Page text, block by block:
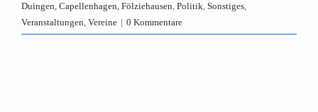
Duingen, Capellenhagen, Fölziehausen, Politik, Sonstiges,
Veranstaltungen, Vereine | 0 Kommentare